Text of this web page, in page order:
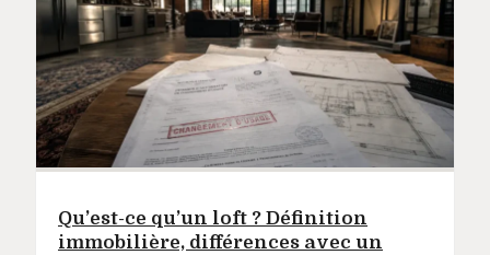
Qu’est-ce qu’un loft ? Définition
immobilière, différences avec un